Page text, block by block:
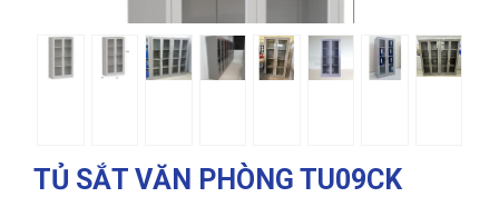
TỦ SẮT VĂN PHÒNG TU09CK